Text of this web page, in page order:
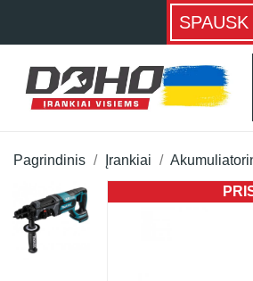
Pagrindinis Įrankiai